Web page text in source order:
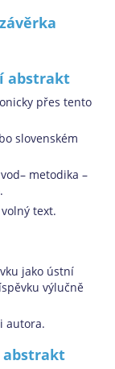
abstrakt
přes tento
slovenském
metodika –
text.
jako ústní
výlučně
autora.
abstrakt